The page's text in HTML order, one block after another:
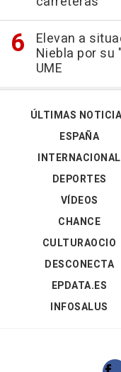
Elevan a
Niebla por su
UME
ÚLTIMAS
ESPAÑA
INTERNACIONAL
DEPORTES
VÍDEOS
CHANCE
CULTURAOCIO
DESCONECTA
EPDATA.ES
INFOSALUS